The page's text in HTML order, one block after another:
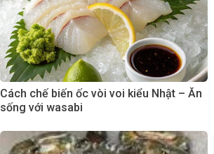
Cách chế biến ốc vòi voi kiểu Nhật – Ăn
sống với wasabi